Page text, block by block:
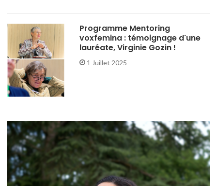
Programme Mentoring
voxfemina : témoignage d'une
lauréate, Virginie Gozin !
1 Juillet 2025